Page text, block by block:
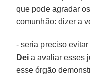
que pode agradar
comunhão: dizer a
- seria preciso
Dei a avaliar esses
esse órgão